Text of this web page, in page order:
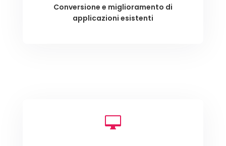
Conversione e miglioramento di
applicazioni esistenti
